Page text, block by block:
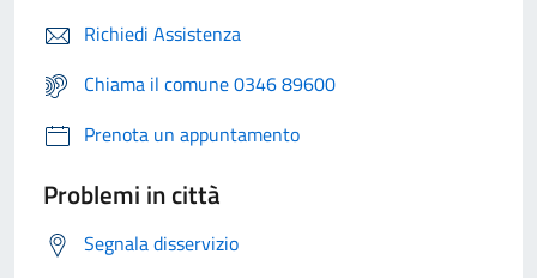
Richiedi Assistenza
Chiama il comune 0346 89600
Prenota un appuntamento
Problemi in città
Segnala disservizio